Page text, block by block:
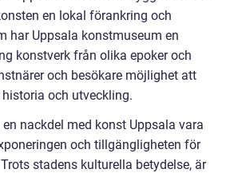
en lokal förankring och
har Uppsala konstmuseum en
konstverk från olika epoker och
och besökare möjlighet att
och utveckling.
nackdel med konst Uppsala vara
och tillgängligheten för
stadens kulturella betydelse, är